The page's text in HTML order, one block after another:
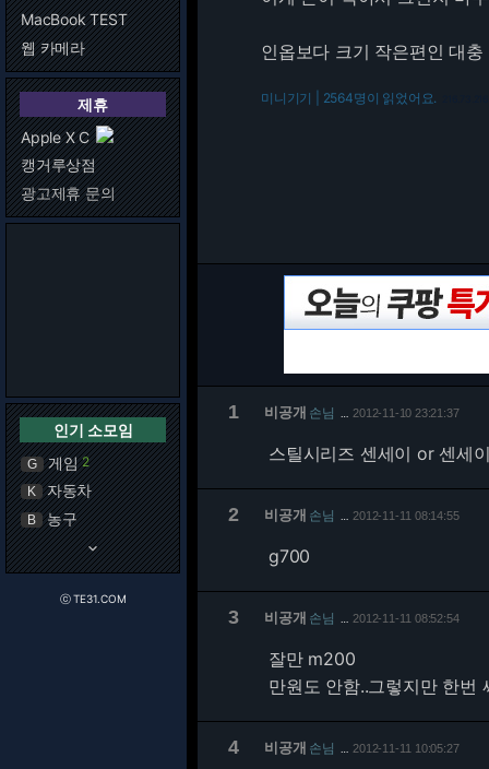
MacBook TEST
웹 카메라
제휴
Apple X C
캥거루상점
광고제휴 문의
인기 소모임
G 게임 2
K 자동차
B 농구
keyboard_arrow_down
ⓒ TE31.COM
인옵보다 크기 작은편인 대
미니기기 | 2564명이 읽었어요.
1 비공개 손님 2012-11-10 23:21:37
스틸시리즈 센세이 or 센세
2 비공개 손님 2012-11-11 08:14:55
g700
3 비공개 손님 2012-11-11 08:52:54
잘만 m200
만원도 안함..그렇지만 한번
4 비공개 손님 2012-11-11 10:05:27